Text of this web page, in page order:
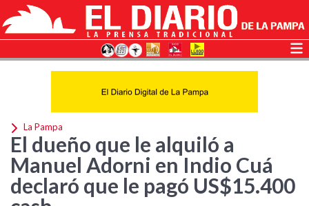
La Pampa
El dueño que le alquiló a
Manuel Adorni en Indio Cuá
declaró que le pagó US$15.400